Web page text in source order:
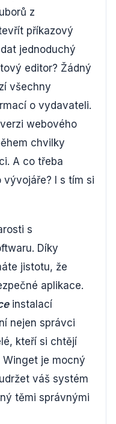
z
příkazový
jednoduchý
editor? Žádný
všechny
o vydavateli.
webového
chvilky
A co třeba
vývojáře? I s tím si
s
Díky
jistotu, že
aplikace.
instalací
nejen správci
kteří si chtějí
je mocný
váš systém
těmi správnými